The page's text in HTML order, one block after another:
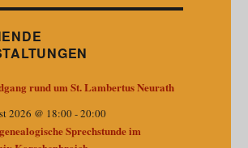
rund um St. Lambertus Neurath
2026 @ 18:00-20:00
Sprechstunde im